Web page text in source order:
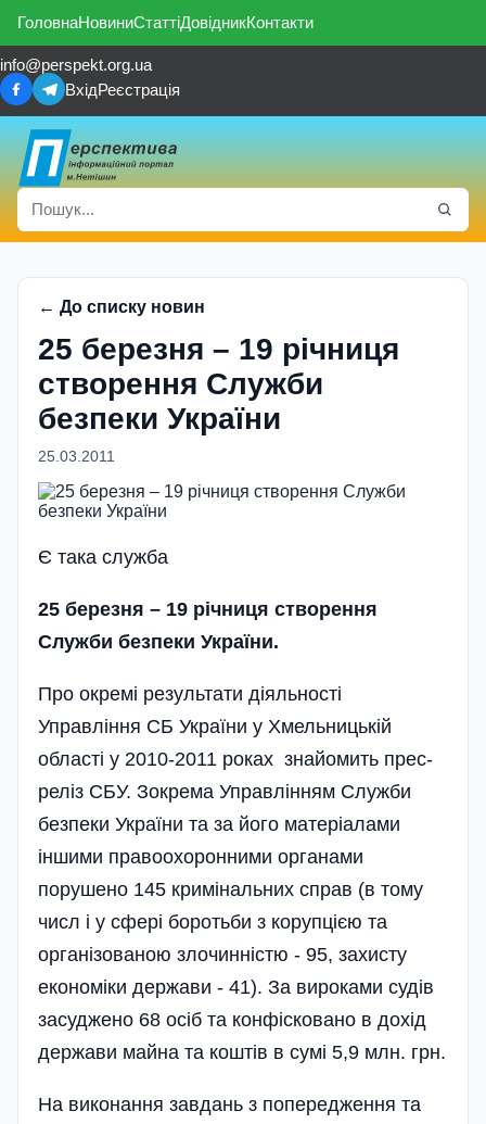
ГоловнаНовиниСтаттіДовідникКонтакти
info@perspekt.org.ua
ВхідРеєстрація
← До списку новин
25 березня – 19 річниця
створення Служби
безпеки України
25.03.2011
Є така служба
25 березня – 19 річниця створення
Служби безпеки України.
Про окремі результати діяльності
Управління СБ України у Хмельницькій
області у 2010-2011 роках знайомить прес-
реліз СБУ. Зокрема Управлінням Служби
безпеки України та за його матеріалами
іншими правоохоронними органами
порушено 145 кримінальних справ (в тому
числ і у сфері боротьби з корупцією та
організованою злочинністю - 95, захисту
економіки держави - 41). За вироками судів
засуджено 68 осіб та конфісковано в дохід
держави майна та коштів в сумі 5,9 млн. грн.
На виконання завдань з попередження та